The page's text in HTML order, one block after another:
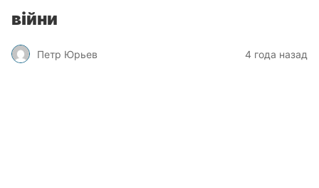
війни
Петр Юрьев 4 года назад